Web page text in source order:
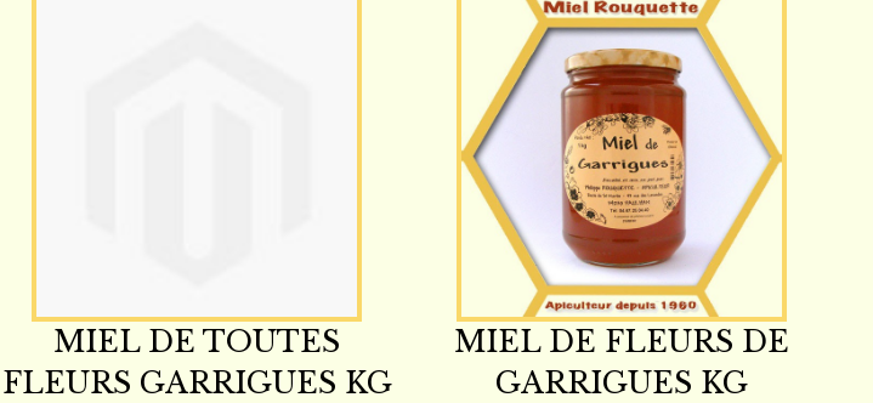
MIEL DE TOUTES
FLEURS GARRIGUES KG
MIEL DE FLEURS DE
GARRIGUES KG